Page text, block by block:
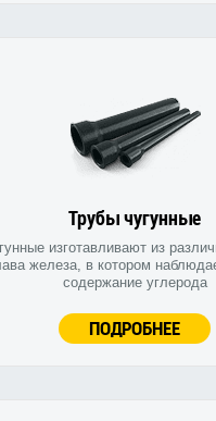
Трубы чугунные
изготавливают из
железа, в котором
содержание углерода
ПОДРОБНЕЕ